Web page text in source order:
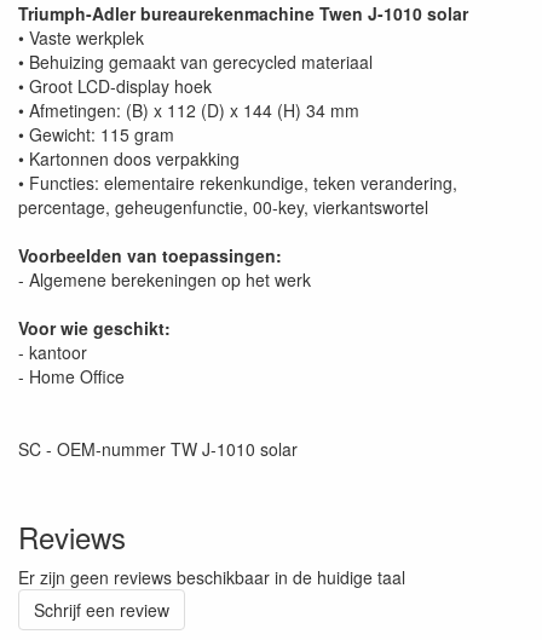
Triumph-Adler bureaurekenmachine Twen J-1010 solar
• Vaste werkplek
• Behuizing gemaakt van gerecycled materiaal
• Groot LCD-display hoek
• Afmetingen: (B) x 112 (D) x 144 (H) 34 mm
• Gewicht: 115 gram
• Kartonnen doos verpakking
• Functies: elementaire rekenkundige, teken verandering,
percentage, geheugenfunctie, 00-key, vierkantswortel
Voorbeelden van toepassingen:
- Algemene berekeningen op het werk
Voor wie geschikt:
- kantoor
- Home Office
SC - OEM-nummer TW J-1010 solar
Reviews
Er zijn geen reviews beschikbaar in de huidige taal
Schrijf een review